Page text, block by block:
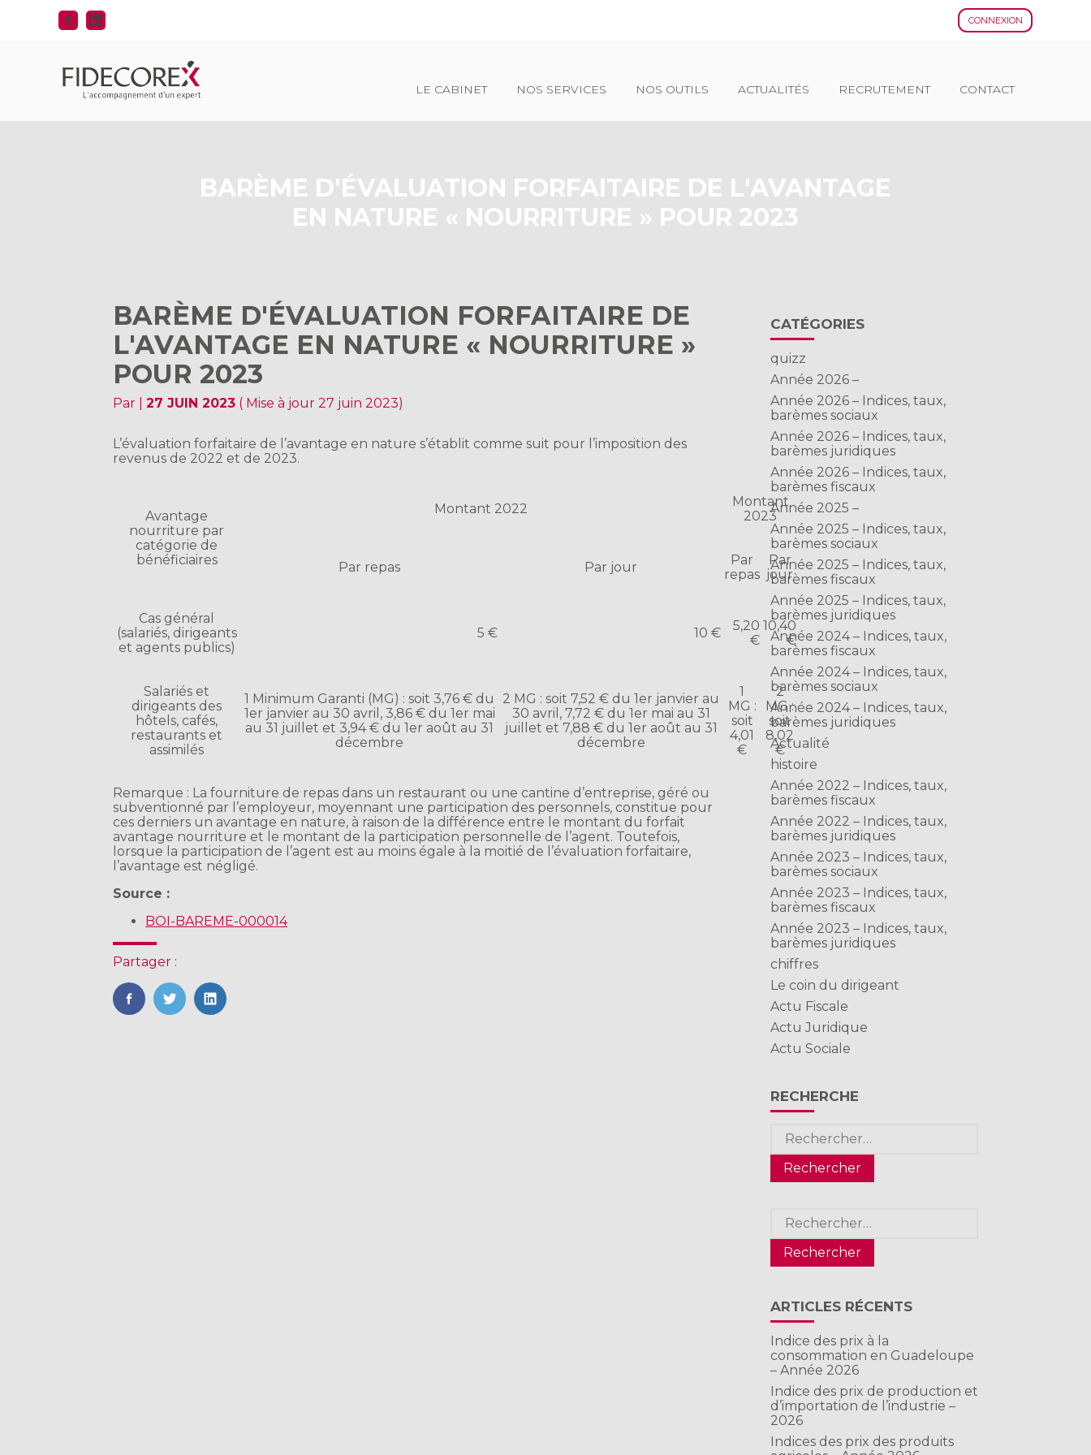
CONNEXION
Principal
LE CABINET NOS SERVICES NOS OUTILS ACTUALITÉS RECRUTEMENT CONTACT
BARÈME D'ÉVALUATION FORFAITAIRE DE L'AVANTAGE
EN NATURE « NOURRITURE » POUR 2023
BARÈME D'ÉVALUATION FORFAITAIRE DE
L'AVANTAGE EN NATURE « NOURRITURE »
POUR 2023
Par |27 JUIN 2023 ( Mise à jour 27 juin 2023)
L’évaluation forfaitaire de l’avantage en nature s’établit comme suit pour l’imposition des
revenus de 2022 et de 2023.
Avantage
nourriture par
catégorie de
bénéficiaires
Montant 2022
Montant
2023
Par repas Par jour
Par
repas
Par
jour
Cas général
(salariés, dirigeants
et agents publics)
5 € 10 €
5,20
€
10,40
€
Salariés et
dirigeants des
hôtels, cafés,
restaurants et
assimilés
1 Minimum Garanti (MG) : soit 3,76 € du
1er janvier au 30 avril, 3,86 € du 1er mai
au 31 juillet et 3,94 € du 1er août au 31
décembre
2 MG : soit 7,52 € du 1er janvier au
30 avril, 7,72 € du 1er mai au 31
juillet et 7,88 € du 1er août au 31
décembre
1
MG :
soit
4,01
€
2
MG :
soit
8,02
€
Remarque : La fourniture de repas dans un restaurant ou une cantine d’entreprise, géré ou
subventionné par l’employeur, moyennant une participation des personnels, constitue pour
ces derniers un avantage en nature, à raison de la différence entre le montant du forfait
avantage nourriture et le montant de la participation personnelle de l’agent. Toutefois,
lorsque la participation de l’agent est au moins égale à la moitié de l’évaluation forfaitaire,
l’avantage est négligé.
Source :
BOI-BAREME-000014
Partager :
FaceBook
TwitterLinkedIn
Blog
sidebar
CATÉGORIES
quizz
Année 2026 –
Année 2026 – Indices, taux,
barèmes sociaux
Année 2026 – Indices, taux,
barèmes juridiques
Année 2026 – Indices, taux,
barèmes fiscaux
Année 2025 –
Année 2025 – Indices, taux,
barèmes sociaux
Année 2025 – Indices, taux,
barèmes fiscaux
Année 2025 – Indices, taux,
barèmes juridiques
Année 2024 – Indices, taux,
barèmes fiscaux
Année 2024 – Indices, taux,
barèmes sociaux
Année 2024 – Indices, taux,
barèmes juridiques
Actualité
histoire
Année 2022 – Indices, taux,
barèmes fiscaux
Année 2022 – Indices, taux,
barèmes juridiques
Année 2023 – Indices, taux,
barèmes sociaux
Année 2023 – Indices, taux,
barèmes fiscaux
Année 2023 – Indices, taux,
barèmes juridiques
chiffres
Le coin du dirigeant
Actu Fiscale
Actu Juridique
Actu Sociale
RECHERCHE
Rechercher :
Rechercher :
ARTICLES RÉCENTS
Indice des prix à la
consommation en Guadeloupe
– Année 2026
Indice des prix de production et
d’importation de l’industrie –
2026
Indices des prix des produits